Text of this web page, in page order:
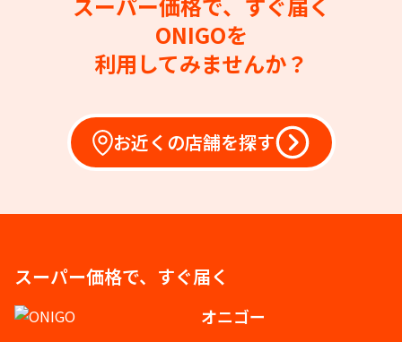
ONIGOを
利用してみませんか？
お近くの店舗を探す
スーパー価格で、すぐ届く
オニゴー